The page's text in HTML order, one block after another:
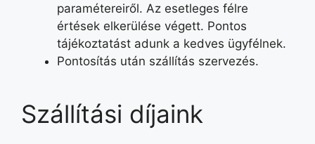
paramétereiről. Az esetleges félre
értések elkerülése végett. Pontos
tájékoztatást adunk a kedves ügyfélnek.
Pontosítás után szállítás szervezés.
Szállítási díjaink